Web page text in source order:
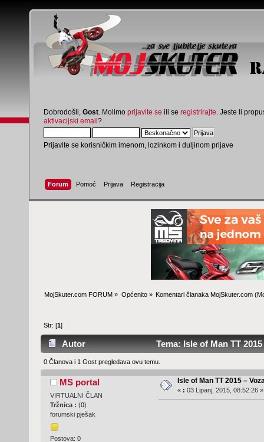
Dobrodošli, Gost . Molimo prijavite se ili se registrirajte . Jeste li
aktivacijski email?
Prijavite se korisničkim imenom, lozinkom i duljinom prijave
Forum Pomoć Prijava Registracija
MojSkuter.com FORUM » Općenito» Komentari članaka MojSkuter.com
Str: [1]
Autor Tema: Isle of Man TT
0 Članova i 1 Gost pregledava ovu temu.
MS portal
VIRTUALNI ČLAN
Tržnica : (0)
forumski pješak
Postova: 0
Isle of Man TT 2015 –
« : 03 Lipanj, 2015, 08:52:26 »